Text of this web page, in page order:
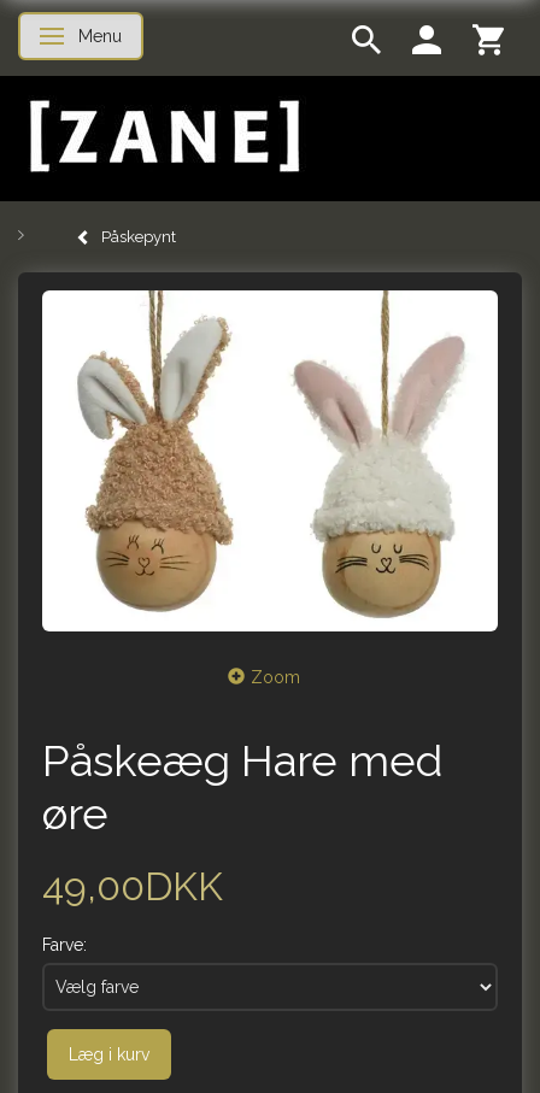
Skifte navigation
Menu
Påskepynt
Zoom
Påskeæg Hare med
øre
49,00DKK
Farve:
Læg i kurv